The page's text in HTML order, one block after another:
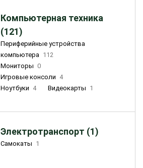
Компьютерная техника
(121)
Периферийные устройства
компьютера 112
Мониторы 0
Игровые консоли 4
Ноутбуки 4 Видеокарты 1
Электротранспорт (1)
Самокаты 1